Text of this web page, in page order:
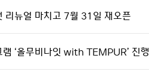
리뉴얼 마치고 7월 31일 재오픈
‘올무비나잇 with TEMPUR’ 진행